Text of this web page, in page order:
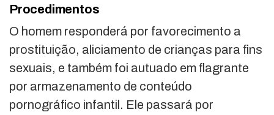
Procedimentos
O homem responderá por favorecimento a
prostituição, aliciamento de crianças para fins
sexuais, e também foi autuado em flagrante
por armazenamento de conteúdo
pornográfico infantil. Ele passará por